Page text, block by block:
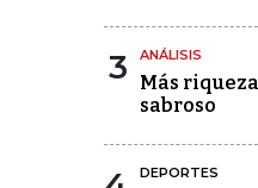
3 ANÁLISIS
Más
sabroso
DEPORTES